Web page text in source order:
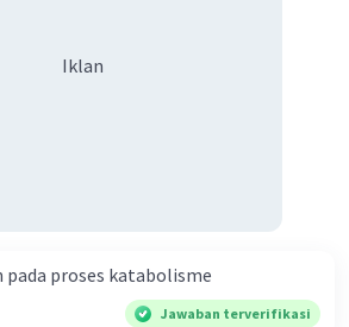
Iklan
pada proses katabolisme
Jawaban terverifikasi